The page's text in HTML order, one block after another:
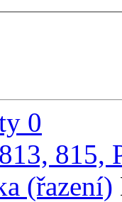
0
815,
(řazení)